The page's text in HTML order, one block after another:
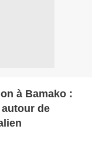
à Bamako :
de